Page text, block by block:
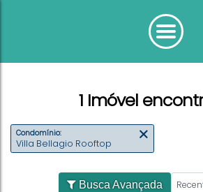
1 Imóvel
Condomínio:
Busca Avançada